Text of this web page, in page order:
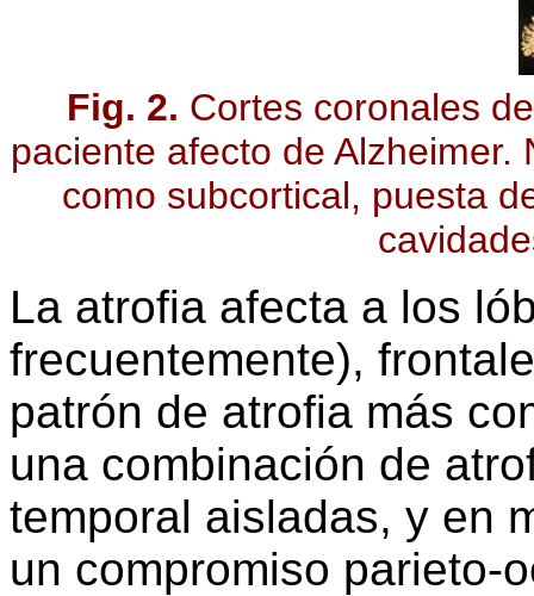
Fig. 2. Cortes coronales
paciente afecto de
como subcortical, puesta
La atrofia afecta a los
frecuentemente),
patrón de atrofia más
una combinación de
temporal aisladas, y en
un compromiso parieto-